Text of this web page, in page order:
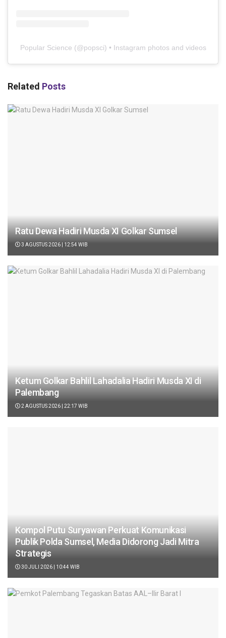
Popular Science (@popsci) • Instagram photos and videos
Related Posts
Ratu Dewa Hadiri Musda XI Golkar Sumsel
3 AGUSTUS 2026 | 12:54 WIB
Ketum Golkar Bahlil Lahadalia Hadiri Musda XI di
Palembang
2 AGUSTUS 2026 | 22:17 WIB
Kompol Putu Suryawan Perkuat Komunikasi
Publik Polda Sumsel, Media Didorong Jadi Mitra
Strategis
30 JULI 2026 | 10:44 WIB